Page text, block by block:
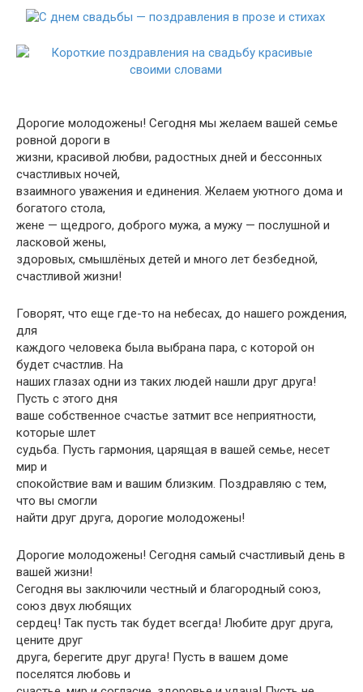
Дорогие молодожены! Сегодня мы желаем вашей семье
ровной дороги в
жизни, красивой любви, радостных дней и бессонных
счастливых ночей,
взаимного уважения и единения. Желаем уютного дома и
богатого стола,
жене — щедрого, доброго мужа, а мужу — послушной и
ласковой жены,
здоровых, смышлёных детей и много лет безбедной,
счастливой жизни!
Говорят, что еще где-то на небесах, до нашего рождения,
для
каждого человека была выбрана пара, с которой он
будет счастлив. На
наших глазах одни из таких людей нашли друг друга!
Пусть с этого дня
ваше собственное счастье затмит все неприятности,
которые шлет
судьба. Пусть гармония, царящая в вашей семье, несет
мир и
спокойствие вам и вашим близким. Поздравляю с тем,
что вы смогли
найти друг друга, дорогие молодожены!
Дорогие молодожены! Сегодня самый счастливый день в
вашей жизни!
Сегодня вы заключили честный и благородный союз,
союз двух любящих
сердец! Так пусть так будет всегда! Любите друг друга,
цените друг
друга, берегите друг друга! Пусть в вашем доме
поселятся любовь и